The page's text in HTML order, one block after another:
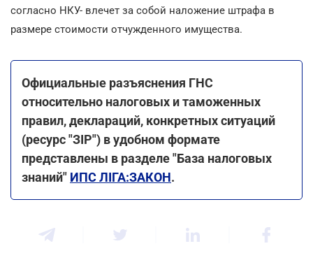
согласно НКУ- влечет за собой наложение штрафа в
размере стоимости отчужденного имущества.
Официальные разъяснения ГНС
относительно налоговых и таможенных
правил, деклараций, конкретных ситуаций
(ресурс "ЗІР") в удобном формате
представлены в разделе "База налоговых
знаний" ИПС ЛІГА:ЗАКОН.